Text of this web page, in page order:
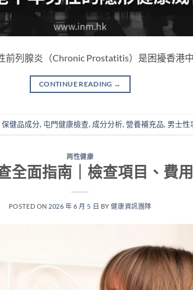
前列腺炎（Chronic Prostatitis）是困擾香港
CONTINUE READING →
保健品成分, 屯門健康檢查, 成分分析, 營養補充品, 男士性
两性健康
全面指南｜檢查項目、費
POSTED ON 2026 年 6 月 5 日 BY健康資訊團隊